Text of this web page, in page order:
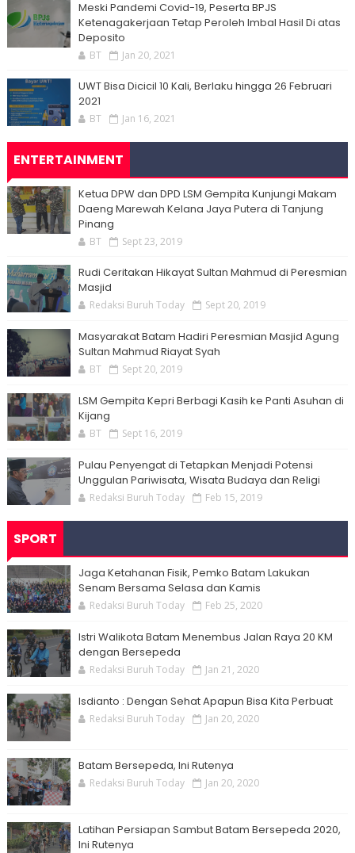
Meski Pandemi Covid-19, Peserta BPJS
Ketenagakerjaan Tetap Peroleh Imbal Hasil Di atas
Deposito
BT Jan 20, 2021
UWT Bisa Dicicil 10 Kali, Berlaku hingga 26 Februari
2021
BT Jan 16, 2021
ENTERTAINMENT
Ketua DPW dan DPD LSM Gempita Kunjungi Makam
Daeng Marewah Kelana Jaya Putera di Tanjung
Pinang
BT Sept 23, 2019
Rudi Ceritakan Hikayat Sultan Mahmud di Peresmian
Masjid
Redaksi Buruh Today Sept 20, 2019
Masyarakat Batam Hadiri Peresmian Masjid Agung
Sultan Mahmud Riayat Syah
BT Sept 20, 2019
LSM Gempita Kepri Berbagi Kasih ke Panti Asuhan di
Kijang
BT Sept 16, 2019
Pulau Penyengat di Tetapkan Menjadi Potensi
Unggulan Pariwisata, Wisata Budaya dan Religi
Redaksi Buruh Today Feb 15, 2019
SPORT
Jaga Ketahanan Fisik, Pemko Batam Lakukan
Senam Bersama Selasa dan Kamis
Redaksi Buruh Today Feb 25, 2020
Istri Walikota Batam Menembus Jalan Raya 20 KM
dengan Bersepeda
Redaksi Buruh Today Jan 21, 2020
Isdianto : Dengan Sehat Apapun Bisa Kita Perbuat
Redaksi Buruh Today Jan 20, 2020
Batam Bersepeda, Ini Rutenya
Redaksi Buruh Today Jan 20, 2020
Latihan Persiapan Sambut Batam Bersepeda 2020,
Ini Rutenya